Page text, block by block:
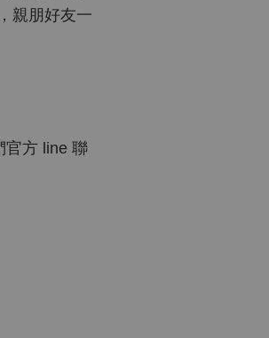
親朋好友一
官方 line 聯